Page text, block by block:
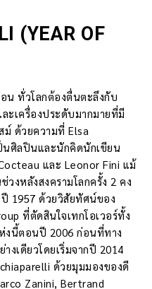
(YEAR OF
น ทั่วโลกต้องตื่นตะลึงกับ
ะเครื่องประดับมากมายที่มี
ม์ ด้วยความที่ Elsa
นศิลปินและนักคิดนักเขียน
และ Leonor Fini แม้
วงหลังสงครามโลกครั้ง 2 คง
1957 ด้วยวิสัยทัศน์ของ
ที่ตัดสินใจเทกโอเวอร์ทั้ง
งนี้ตอนปี 2006 ก่อนที่ทาง
งเดียวโดยเริ่มจากปี 2014
ด้วยมุมมองของดี
Zanini, Bertrand